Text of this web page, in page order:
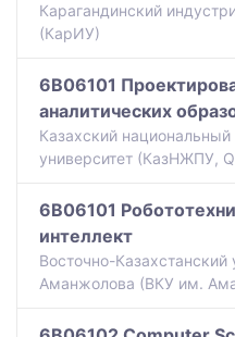
Карагандинский
(КарИУ)
6B06101
аналитических
Казахский
университет (КазНЖПУ,
6B06101
интеллект
Восточно-
Аманжолова (ВКУ им.